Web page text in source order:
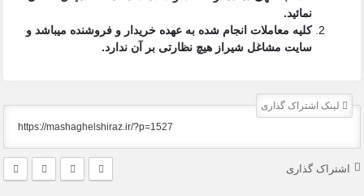
نمائید.
کلیه معاملات انجام شده به عهده خریدار و فروشنده میباشد و
سایت مشاغل شیراز هیچ نظارتی بر آن ندارد.
لینک اشتراک گذاری
اشتراک گذاری